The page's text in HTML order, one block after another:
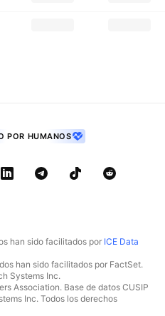
POR HUMANOS
han sido facilitados por ICE Data
han sido facilitados por FactSet.
Systems Inc.
Association. Base de datos CUSIP
Inc. Todos los derechos